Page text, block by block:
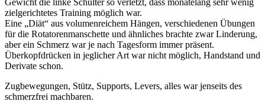
Gewicht die linke Schulter so verletzt, dass monatelang sehr wenig
zielgerichtetes Training möglich war.
Eine „Diät“ aus volumenreichem Hängen, verschiedenen Übungen
für die Rotatorenmanschette und ähnliches brachte zwar Linderung,
aber ein Schmerz war je nach Tagesform immer präsent.
Überkopfdrücken in jeglicher Art war nicht möglich, Handstand und
Derivate schon.
Zugbewegungen, Stütz, Supports, Levers, alles war jenseits des
schmerzfrei machbaren.